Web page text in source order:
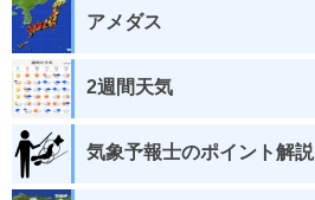
アメダス
2週間天気
気象予報士のポイント解説